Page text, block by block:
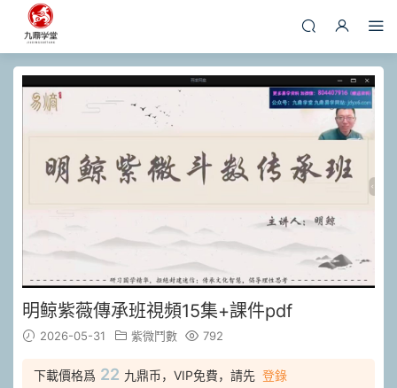
明鲸紫薇傳承班視頻15集+課件pdf
2026-05-31 紫微鬥數 792
下載價格爲 22 九鼎币，VIP免費，請先 登錄